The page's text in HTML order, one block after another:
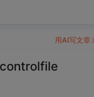
用AI写文章